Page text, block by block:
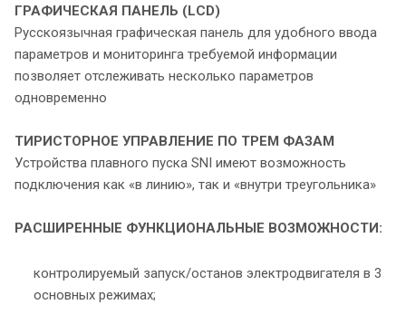
ГРАФИЧЕСКАЯ ПАНЕЛЬ (LCD)
Русскоязычная графическая панель для удобного ввода
параметров и мониторинга требуемой информации
позволяет отслеживать несколько параметров
одновременно
ТИРИСТОРНОЕ УПРАВЛЕНИЕ ПО ТРЕМ ФАЗАМ
Устройства плавного пуска SNI имеют возможность
подключения как «в линию», так и «внутри треугольника»
РАСШИРЕННЫЕ ФУНКЦИОНАЛЬНЫЕ ВОЗМОЖНОСТИ:
контролируемый запуск/останов электродвигателя в 3
основных режимах;